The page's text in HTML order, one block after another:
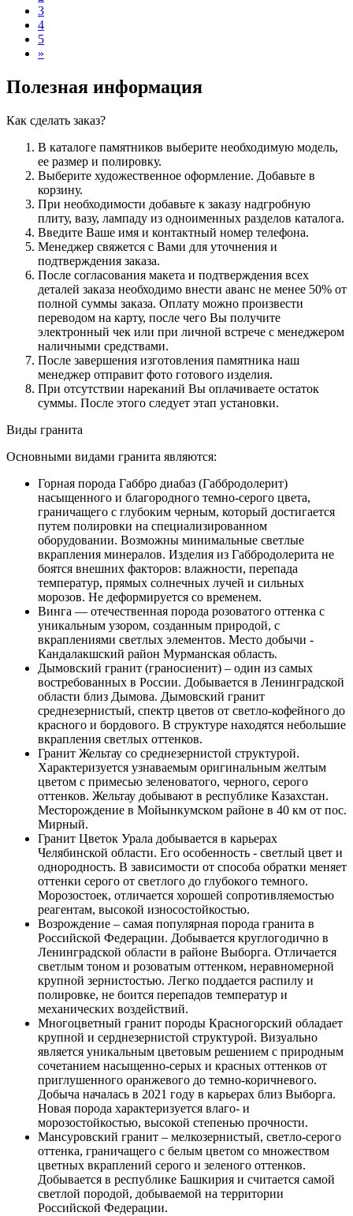
3
4
5
»
Полезная информация
Как сделать заказ?
В каталоге памятников выберите необходимую модель,
ее размер и полировку.
Выберите художественное оформление. Добавьте в
корзину.
При необходимости добавьте к заказу надгробную
плиту, вазу, лампаду из одноименных разделов каталога.
Введите Ваше имя и контактный номер телефона.
Менеджер свяжется с Вами для уточнения и
подтверждения заказа.
После согласования макета и подтверждения всех
деталей заказа необходимо внести аванс не менее 50% от
полной суммы заказа. Оплату можно произвести
переводом на карту, после чего Вы получите
электронный чек или при личной встрече с менеджером
наличными средствами.
После завершения изготовления памятника наш
менеджер отправит фото готового изделия.
При отсутствии нареканий Вы оплачиваете остаток
суммы. После этого следует этап установки.
Виды гранита
Основными видами гранита являются:
Горная порода Габбро диабаз (Габбродолерит)
насыщенного и благородного темно-серого цвета,
граничащего с глубоким черным, который достигается
путем полировки на специализированном
оборудовании. Возможны минимальные светлые
вкрапления минералов. Изделия из Габбродолерита не
боятся внешних факторов: влажности, перепада
температур, прямых солнечных лучей и сильных
морозов. Не деформируется со временем.
Винга — отечественная порода розоватого оттенка с
уникальным узором, созданным природой, с
вкраплениями светлых элементов. Место добычи -
Кандалакшский район Мурманская область.
Дымовский гранит (граносиенит) – один из самых
востребованных в России. Добывается в Ленинградской
области близ Дымова. Дымовский гранит
среднезернистый, спектр цветов от светло-кофейного до
красного и бордового. В структуре находятся небольшие
вкрапления светлых оттенков.
Гранит Жельтау со среднезернистой структурой.
Характеризуется узнаваемым оригинальным желтым
цветом с примесью зеленоватого, черного, серого
оттенков. Жельтау добывают в республике Казахстан.
Месторождение в Мойынкумском районе в 40 км от пос.
Мирный.
Гранит Цветок Урала добывается в карьерах
Челябинской области. Его особенность - светлый цвет и
однородность. В зависимости от способа обратки меняет
оттенки серого от светлого до глубокого темного.
Морозостоек, отличается хорошей сопротивляемостью
реагентам, высокой износостойкостью.
Возрождение – самая популярная порода гранита в
Российской Федерации. Добывается круглогодично в
Ленинградской области в районе Выборга. Отличается
светлым тоном и розоватым оттенком, неравномерной
крупной зернистостью. Легко поддается распилу и
полировке, не боится перепадов температур и
механических воздействий.
Многоцветный гранит породы Красногорский обладает
крупной и серднезернистой структурой. Визуально
является уникальным цветовым решением с природным
сочетанием насыщенно-серых и красных оттенков от
приглушенного оранжевого до темно-коричневого.
Добыча началась в 2021 году в карьерах близ Выборга.
Новая порода характеризуется влаго- и
морозостойкостью, высокой степенью прочности.
Мансуровский гранит – мелкозернистый, светло-серого
оттенка, граничащего с белым цветом со множеством
цветных вкраплений серого и зеленого оттенков.
Добывается в республике Башкирия и считается самой
светлой породой, добываемой на территории
Российской Федерации.